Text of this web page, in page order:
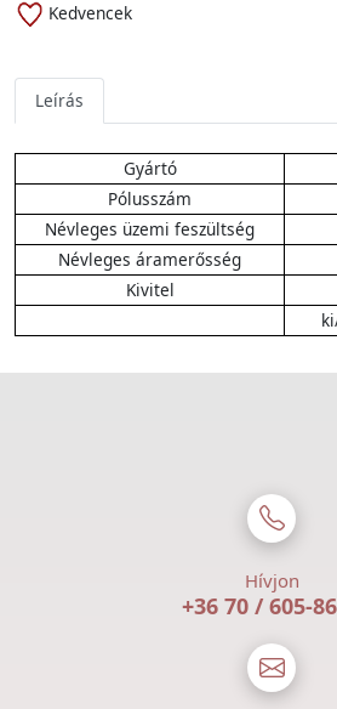
Kedvencek
Leírás
Gyártó
Pólusszám
Névleges üzemi feszültség
Névleges áramerősség
Kivitel
Hívjon
+36 70 / 605-